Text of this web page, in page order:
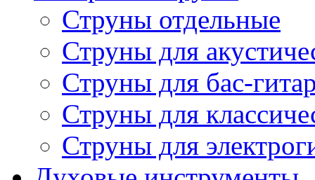
Струны отдельные
Струны для
Струны для бас-
Струны для
Струны для